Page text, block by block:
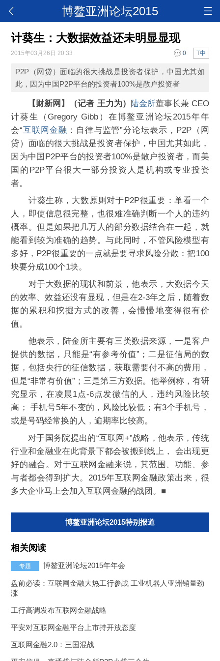
博鳌亚洲论坛2015
计葵生：大数据效益还未明显显现
2015年03月26日 20:33 T中
0
P2P（网贷）面临的很大挑战是投资者保护，中国尤其如
此，因为中国P2P平台的投资者100%是散户投资者
【财新网】（记者 王力为） 陆金所董事长兼 CEO
计葵生（Gregory Gibb）在博鳌亚洲论坛2015年年
会“互联网金融 ：自律与监管”分论坛表示，P2P（网
贷）面临的很大挑战是投资者保护，中国尤其如此，
因为中国P2P平台的投资者100%是散户投资者，而美
国的P2P平台很大一部分投资人是机构或专业投资
者。
计葵生称，大数原则对于P2P很重要：单看一个
人，即使信息很完整，也很难准确判断一个人的违约
概率。但是如果把几万人的部分数据结合在一起，就
能看到较为准确的趋势。与此同时，不管风险模型有
多好，P2P很重要的一点就是要寻求风险分散：把100
块要分成100个1块。
对于大数据的现状和前景，他表示，大数据今天
的效率、效益还没有显现，但是在2-3年之后，随着数
据的累积和挖掘方式的改善，会慢慢地变得很有价
值。
他表示，陆金所主要有三类数据来源，一是客户
提供的数据，只能是“有参考价值”；二是征信局的数
据，包括央行的征信数据，获取需要付不高的费用，
但是“非常有价值”；三是第三方数据。他举例称，有研
究显示，在凌晨1点-6点发微信的人，违约风险比较
高； 手机号5年不变的，风险比较低；有3个手机号，
或是号码经常换的人，逾期率比较高。
对于国务院提出的“互联网+”战略，他表示，传统
行业和金融业在此背景下都会被搬到线上， 会出现更
好的融合。对于互联网金融来说，其范围、功能、参
与者都会得到扩大。2015年互联网金融政策出来，很
多大企业马上会加入互联网金融的战团。■
博鳌亚洲论坛2015特别报道
相关阅读
专题 博鳌亚洲论坛2015年年会
盘前必读：互联网金融大热工行参战 工业机器人亚洲销量劲
涨
工行高调发布互联网金融战略
平安对互联网金融平台上市持开放态度
互联网金融2.0：三国混战